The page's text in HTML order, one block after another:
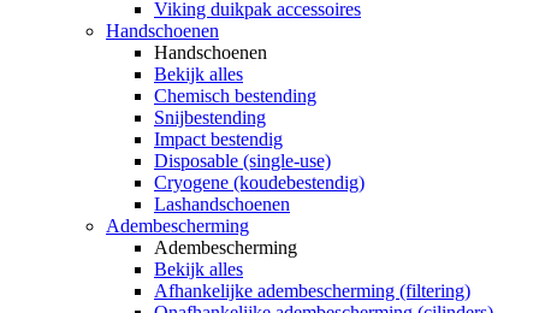
Viking duikpak accessoires
Handschoenen
Handschoenen
Bekijk alles
Chemisch bestending
Snijbestending
Impact bestendig
Disposable (single-use)
Cryogene (koudebestendig)
Lashandschoenen
Adembescherming
Adembescherming
Bekijk alles
Afhankelijke adembescherming (filtering)